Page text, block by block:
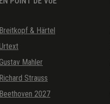
Breitkopf & Härtel
Mahler
Richard Strauss
Beethoven 2027